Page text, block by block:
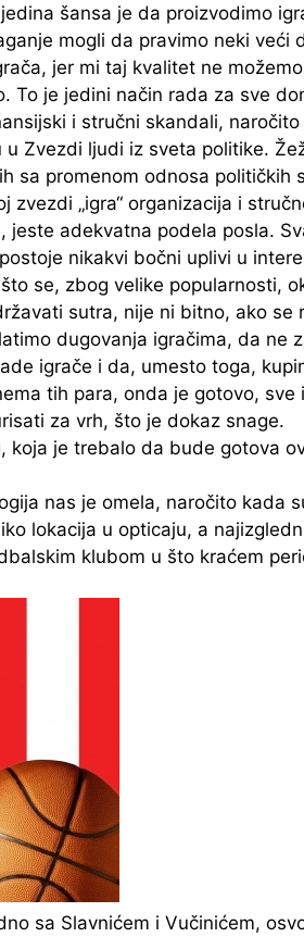
šansa je da proizvodimo
mogli da pravimo neki veći
jer mi taj kvalitet ne
To je jedini način rada za sve
i stručni skandali,
Zvezdi ljudi iz sveta politike.
sa promenom odnosa političkih
„igra“ organizacija i
adekvatna podela posla.
nikakvi bočni uplivi u
se, zbog velike popularnosti,
sutra, nije ni bitno, ako se
dugovanja igračima, da ne
igrače i da, umesto toga,
tih para, onda je gotovo, sve
za vrh, što je dokaz snage.
je trebalo da bude gotova
nas je omela, naročito kada
lokacija u opticaju, a
klubom u što kraćem
sa Slavnićem i Vučinićem,